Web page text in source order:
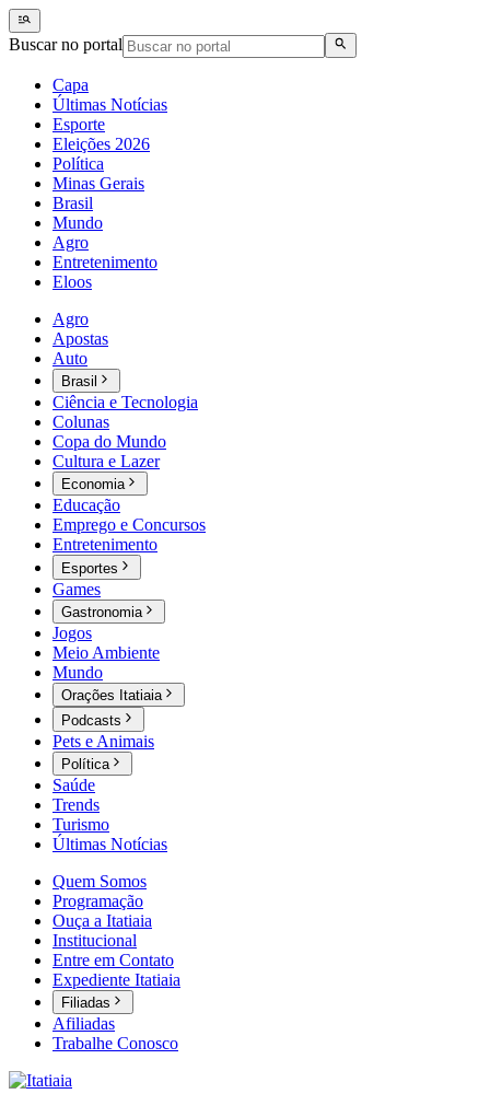
Buscar no portal
Capa
Últimas Notícias
Esporte
Eleições 2026
Política
Minas Gerais
Brasil
Mundo
Agro
Entretenimento
Eloos
Agro
Apostas
Auto
Brasil
Ciência e Tecnologia
Colunas
Copa do Mundo
Cultura e Lazer
Economia
Educação
Emprego e Concursos
Entretenimento
Esportes
Games
Gastronomia
Jogos
Meio Ambiente
Mundo
Orações Itatiaia
Podcasts
Pets e Animais
Política
Saúde
Trends
Turismo
Últimas Notícias
Quem Somos
Programação
Ouça a Itatiaia
Institucional
Entre em Contato
Expediente Itatiaia
Filiadas
Afiliadas
Trabalhe Conosco